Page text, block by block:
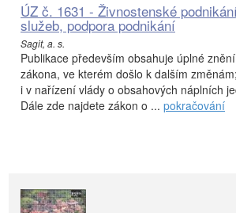
ÚZ č. 1631 - Živnostenské
služeb, podpora podnikání
Sagit, a. s.
Publikace především obsahuje úplné
zákona, ve kterém došlo k dalším
i v nařízení vlády o obsahových náplních
Dále zde najdete zákon o ... pokračování